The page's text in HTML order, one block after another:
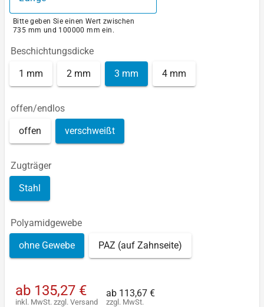
Bitte geben Sie einen Wert zwischen
735 mm und 100000 mm ein.
Beschichtungsdicke
1 mm 2 mm 3 mm 4 mm
offen/endlos
offen verschweißt
Zugträger
Stahl
Polyamidgewebe
ohne Gewebe PAZ (auf Zahnseite)
ab 135,27 €
inkl. MwSt. zzgl. Versand
ab 113,67 €
zzgl. MwSt.